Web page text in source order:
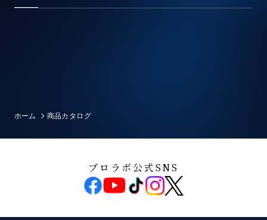
ホーム 商品カタログ
プロラボ公式SNS